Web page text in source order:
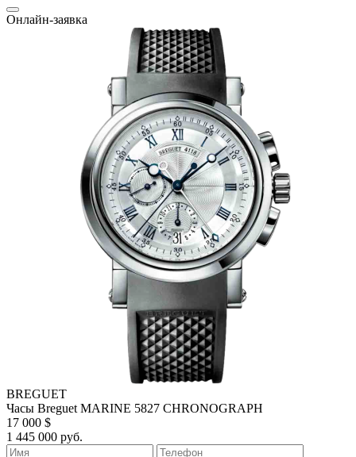
Онлайн-заявка
BREGUET
Часы Breguet MARINE 5827 CHRONOGRAPH
17 000 $
1 445 000 руб.